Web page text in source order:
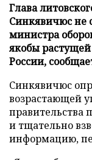
Глава
Синкявичюс не
министра
якобы растущей
России,
Синкявичюс
возрастающей
правительства
и тщательно
информацию,